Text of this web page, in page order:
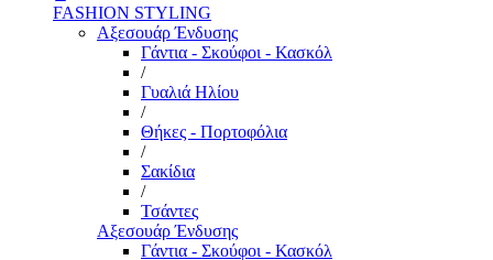
FASHION STYLING
Αξεσουάρ Ένδυσης
Γάντια - Σκούφοι - Κασκόλ
/
Γυαλιά Ηλίου
/
Θήκες - Πορτοφόλια
/
Σακίδια
/
Τσάντες
Αξεσουάρ Ένδυσης
Γάντια - Σκούφοι - Κασκόλ